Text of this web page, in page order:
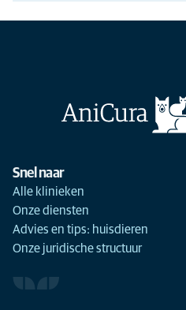
Snel naar
Alle klinieken
Onze diensten
Advies en tips: huisdieren
Onze juridische structuur